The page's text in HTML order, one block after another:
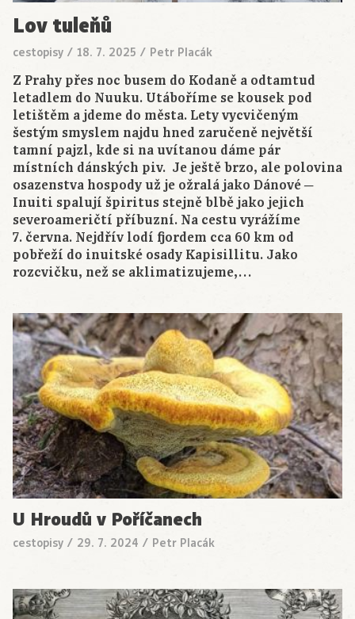
Lov tuleňů
cestopisy / 18. 7. 2025 / Petr Placák
Z Prahy přes noc busem do Kodaně a odtamtud
letadlem do Nuuku. Utáboříme se kousek pod
letištěm a jdeme do města. Lety vycvičeným
šestým smyslem najdu hned zaručeně největší
tamní pajzl, kde si na uvítanou dáme pár
místních dánských piv. Je ještě brzo, ale polovina
osazenstva hospody už je ožralá jako Dánové ─
Inuiti spalují špiritus stejně blbě jako jejich
severoameričtí příbuzní. Na cestu vyrážíme
7. června. Nejdřív lodí fjordem cca 60 km od
pobřeží do inuitské osady Kapisillitu. Jako
rozcvičku, než se aklimatizujeme,…
U Hroudů v Poříčanech
cestopisy / 29. 7. 2024 / Petr Placák